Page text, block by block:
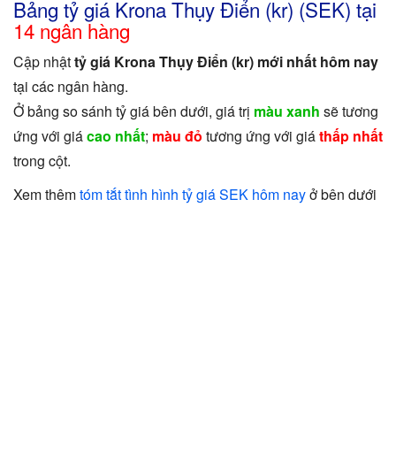
Bảng tỷ giá Krona Thụy Điển (kr) (SEK) tại
14 ngân hàng
Cập nhậttỷ giá Krona Thụy Điển (kr) mới nhất hôm nay
tại các ngân hàng.
Ở bảng so sánh tỷ giá bên dưới, giá trị màu xanh sẽ tương
ứng với giácao nhất; màu đỏ tương ứng với giáthấp nhất
trong cột.
Xem thêmtóm tắt tình hình tỷ giá SEK hôm nayở bên dưới